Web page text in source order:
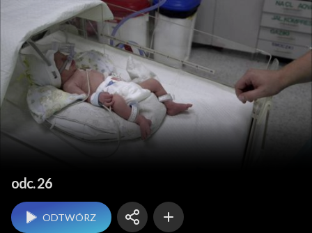
Moje 600 gramów
odc. 26
ODTWÓRZ